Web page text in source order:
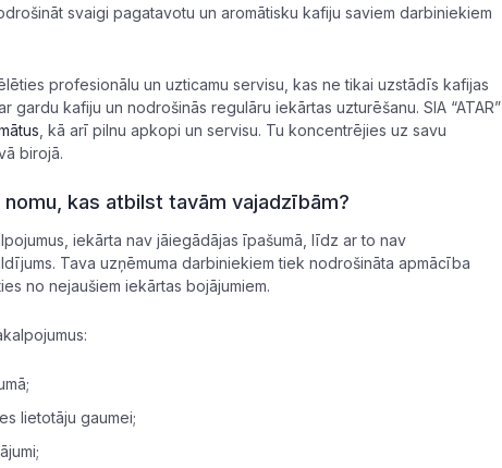
svaigi pagatavotu un aromātisku kafiju saviem darbiniekiem
profesionālu un uzticamu servisu, kas ne tikai uzstādīs kafijas
gardu kafiju un nodrošinās regulāru iekārtas uzturēšanu. SIA “ATAR”
, kā arī pilnu apkopi un servisu. Tu koncentrējies uz savu
birojā.
kas atbilst tavām vajadzībām?
iekārta nav jāiegādājas īpašumā, līdz ar to nav
Tava uzņēmuma darbiniekiem tiek nodrošināta apmācība
no nejaušiem iekārtas bojājumiem.
lietotāju gaumei;